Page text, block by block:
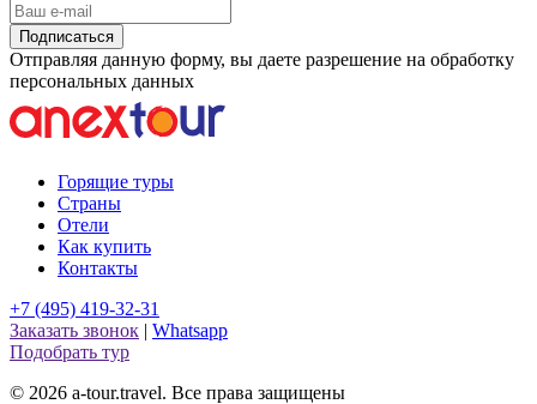
Подписаться
Отправляя данную форму, вы даете разрешение на обработку
персональных данных
Горящие туры
Страны
Отели
Как купить
Контакты
+7 (495) 419-32-31
Заказать звонок | Whatsapp
Подобрать тур
© 2026 a-tour.travel. Все права защищены